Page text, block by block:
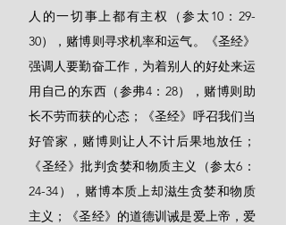
人的一切事上都有主权（参太10：29-
30），赌博则寻求机率和运气。《圣经》
强调人要勤奋工作，为着别人的好处来运
用自己的东西（参弗4：28），赌博则助
长不劳而获的心态；《圣经》呼召我们当
好管家，赌博则让人不计后果地放任；
《圣经》批判贪婪和物质主义（参太6：
24-34），赌博本质上却滋生贪婪和物质
主义；《圣经》的道德训诫是爱上帝，爱